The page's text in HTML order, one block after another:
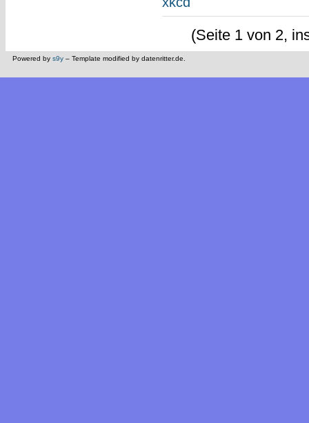
(Seite 1 von 2,
Powered by s9y – Template modified by datenritter.de.